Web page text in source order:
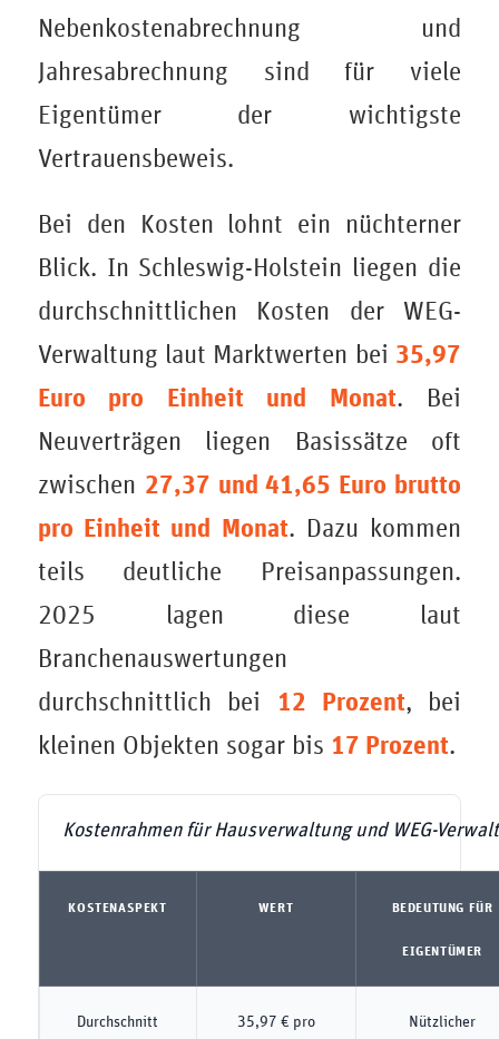
Nebenkostenabrechnung und
Jahresabrechnung sind für viele
Eigentümer der wichtigste
Vertrauensbeweis.
Bei den Kosten lohnt ein nüchterner
Blick. In Schleswig-Holstein liegen die
durchschnittlichen Kosten der WEG-
Verwaltung laut Marktwerten bei 35,97
Euro pro Einheit und Monat. Bei
Neuverträgen liegen Basissätze oft
zwischen 27,37 und 41,65 Euro brutto
pro Einheit und Monat. Dazu kommen
teils deutliche Preisanpassungen.
2025 lagen diese laut
Branchenauswertungen
durchschnittlich bei 12 Prozent, bei
kleinen Objekten sogar bis 17 Prozent.
Kostenrahmen für Hausverwaltung und WEG-
KOSTENASPEKT WERT BEDEUTUNG FÜR
EIGENTÜMER
Durchschnitt 35,97 € pro Nützlicher